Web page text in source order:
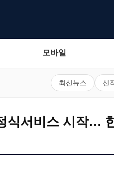
모바일
최신뉴스 신
식서비스 시작…